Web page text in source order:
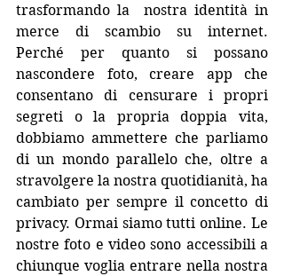
trasformando la  nostra identità in
merce di scambio su internet.
Perché per quanto si possano
nascondere foto, creare app che
consentano di censurare i propri
segreti o la propria doppia vita,
dobbiamo ammettere che parliamo
di un mondo parallelo che, oltre a
stravolgere la nostra quotidianità, ha
cambiato per sempre il concetto di
privacy. Ormai siamo tutti online. Le
nostre foto e video sono accessibili a
chiunque voglia entrare nella nostra